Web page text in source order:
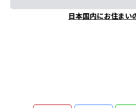
日本国内にお住まい